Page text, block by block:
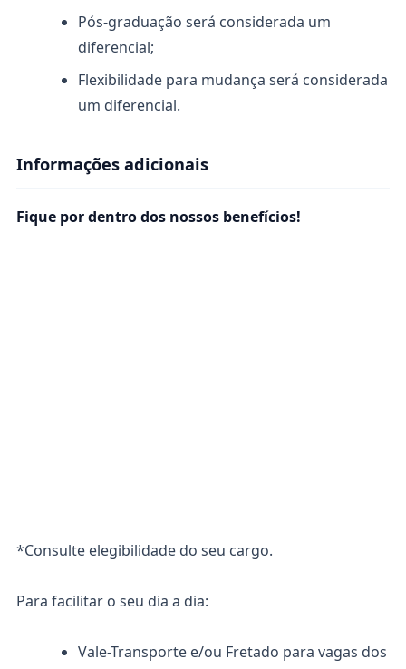
Pós-graduação será considerada um
diferencial;
Flexibilidade para mudança será considerada
um diferencial.
Informações adicionais
Fique por dentro dos nossos benefícios!
*Consulte elegibilidade do seu cargo.
Para facilitar o seu dia a dia:
Vale-Transporte e/ou Fretado para vagas dos